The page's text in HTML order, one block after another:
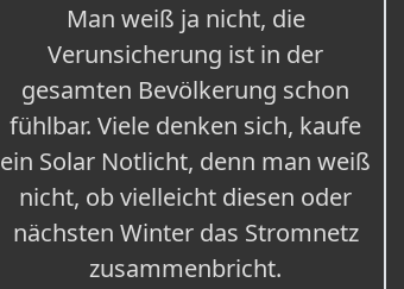
Man weiß ja nicht, die
Verunsicherung ist in der
gesamten Bevölkerung schon
fühlbar. Viele denken sich, kaufe
ein Solar Notlicht, denn man weiß
nicht, ob vielleicht diesen oder
nächsten Winter das Stromnetz
zusammenbricht.